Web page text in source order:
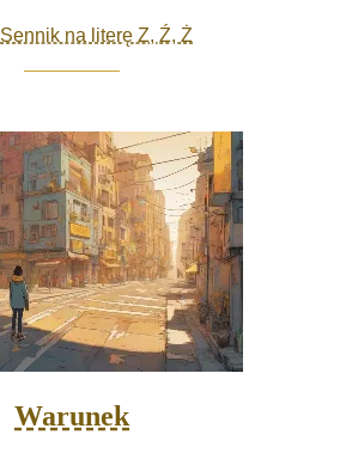
Sennik na literę Z, Ź, Ż
Warunek